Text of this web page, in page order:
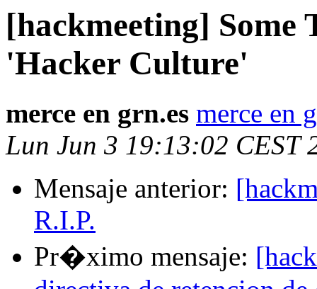
[hackmeeting] Some
'Hacker Culture'
merce en grn.es merce en
Lun Jun 3 19:13:02 CEST
Mensaje anterior:
R.I.P.
Pr�ximo mensaje: